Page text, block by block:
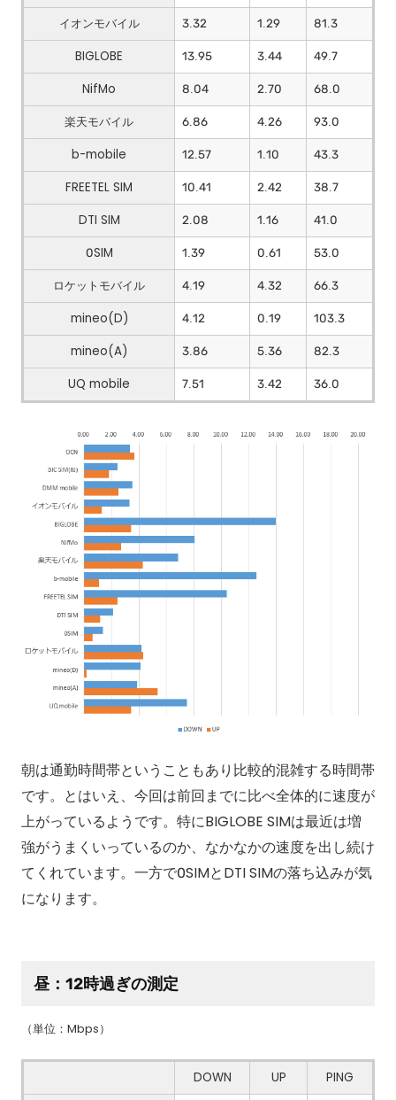
イオンモバイル 3.32 1.29
81.3
BIGLOBE
13.95 3.44
49.7
NifMo
8.04 2.70
68.0
楽天モバイル
6.86 4.26
93.0
b-mobile
12.57 1.10
43.3
FREETEL SIM
10.41 2.42
38.7
DTI SIM
2.08 1.16
41.0
0SIM
1.39 0.61
53.0
ロケットモバイル
4.19 4.32
66.3
mineo(D)
4.12 0.19
103.3
mineo(A)
3.86 5.36
82.3
UQ mobile
7.51 3.42 36.0
朝は通勤時間帯ということもあり比較的混雑する時間帯
です。とはいえ、今回は前回までに比べ全体的に速度が
上がっているようです。特にBIGLOBE SIMは最近は増
強がうまくいっているのか、なかなかの速度を出し続け
てくれています。一方で0SIMとDTI SIMの落ち込みが気
になります。
昼：12時過ぎの測定
（単位：Mbps）
DOWN UP
PING